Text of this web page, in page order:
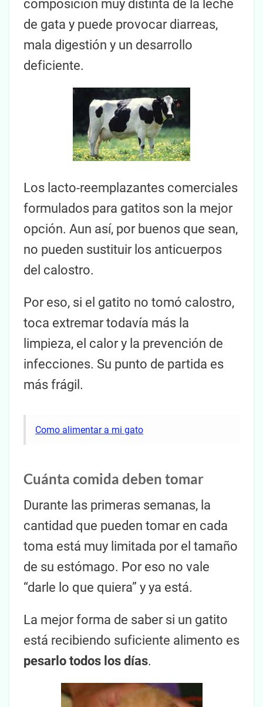
composición muy distinta de la leche
de gata y puede provocar diarreas,
mala digestión y un desarrollo
deficiente.
Los lacto-reemplazantes comerciales
formulados para gatitos son la mejor
opción. Aun así, por buenos que sean,
no pueden sustituir los anticuerpos
del calostro.
Por eso, si el gatito no tomó calostro,
toca extremar todavía más la
limpieza, el calor y la prevención de
infecciones. Su punto de partida es
más frágil.
Como alimentar a mi gato
Cuánta comida deben tomar
Durante las primeras semanas, la
cantidad que pueden tomar en cada
toma está muy limitada por el tamaño
de su estómago. Por eso no vale
“darle lo que quiera” y ya está.
La mejor forma de saber si un gatito
está recibiendo suficiente alimento es
pesarlo todos los días.